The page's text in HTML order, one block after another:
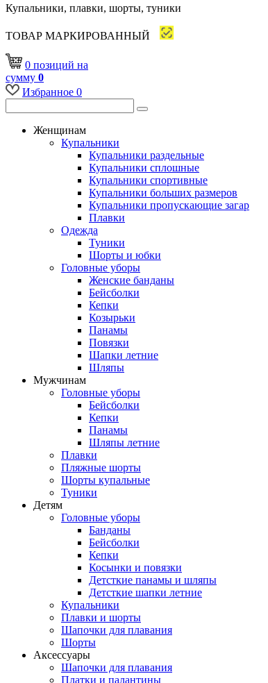
Купальники, плавки, шорты, туники
ТОВАР МАРКИРОВАННЫЙ
0 позиций на
сумму 0
Избранное 0
Женщинам
Купальники
Купальники раздельные
Купальники сплошные
Купальники спортивные
Купальники больших размеров
Купальники пропускающие загар
Плавки
Одежда
Туники
Шорты и юбки
Головные уборы
Женские банданы
Бейсболки
Кепки
Козырьки
Панамы
Повязки
Шапки летние
Шляпы
Мужчинам
Головные уборы
Бейсболки
Кепки
Панамы
Шляпы летние
Плавки
Пляжные шорты
Шорты купальные
Туники
Детям
Головные уборы
Банданы
Бейсболки
Кепки
Косынки и повязки
Детсткие панамы и шляпы
Детсткие шапки летние
Купальники
Плавки и шорты
Шапочки для плавания
Шорты
Аксессуары
Шапочки для плавания
Платки и палантины